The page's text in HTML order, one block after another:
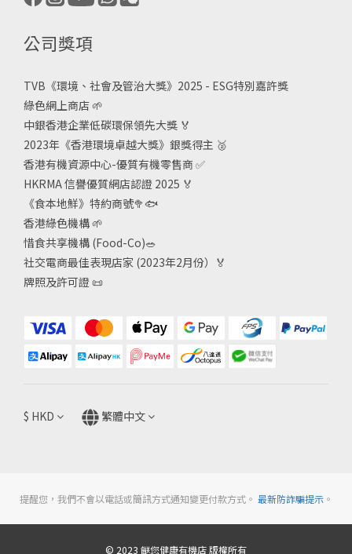
公司獎項
TVB《環境、社會及管治大獎》2025 - ESG特別嘉許獎
綠色網上商店 🌱
中銀香港企業低碳環保領先大獎 🏅
2023年《香港環境卓越大獎》銀獎得主 🥈
香港有機資源中心-優質有機零售商✅
HKRMA 信譽優質網店認證 2025 🏅
《食本地鮮》特約商號🥦🐟
香港綠色機構 🌱
惜食共享機構 (Food-Co)🥗
社交電商最佳表現店家 (2023年2月份）🏅
牌照及許可證 📜
$ HKD 繁體中文
提醒您，我們不會以電話或簡訊方式通知變更付款方式。 最新防詐騙提示。
© 2023 餸您健康有機店 版權所有